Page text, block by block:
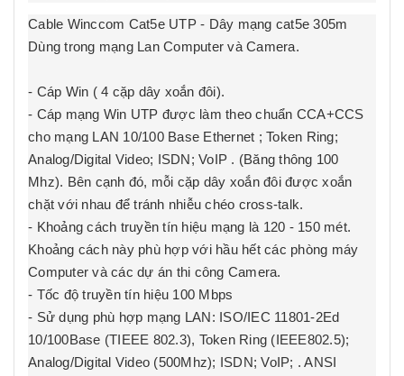
Cable Winccom Cat5e UTP - Dây mạng cat5e 305m
Dùng trong mạng Lan Computer và Camera.
- Cáp Win ( 4 cặp dây xoắn đôi).
- Cáp mạng Win UTP được làm theo chuẩn CCA+CCS
cho mạng LAN 10/100 Base Ethernet ; Token Ring;
Analog/Digital Video; ISDN; VoIP . (Băng thông 100
Mhz). Bên cạnh đó, mỗi cặp dây xoắn đôi được xoắn
chặt với nhau để tránh nhiễu chéo cross-talk.
- Khoảng cách truyền tín hiệu mạng là 120 - 150 mét.
Khoảng cách này phù hợp với hầu hết các phòng máy
Computer và các dự án thi công Camera.
- Tốc độ truyền tín hiệu 100 Mbps
- Sử dụng phù hợp mạng LAN: ISO/IEC 11801-2Ed
10/100Base (TIEEE 802.3), Token Ring (IEEE802.5);
Analog/Digital Video (500Mhz); ISDN; VoIP; . ANSI